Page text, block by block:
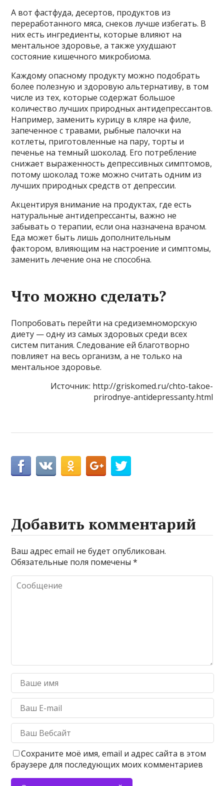
А вот фастфуда, десертов, продуктов из
переработанного мяса, снеков лучше избегать. В
них есть ингредиенты, которые влияют на
ментальное здоровье, а также ухудшают
состояние кишечного микробиома.
Каждому опасному продукту можно подобрать
более полезную и здоровую альтернативу, в том
числе из тех, которые содержат большое
количество лучших природных антидепрессантов.
Например, заменить курицу в кляре на филе,
запеченное с травами, рыбные палочки на
котлеты, приготовленные на пару, торты и
печенье на темный шоколад. Его потребление
снижает выраженность депрессивных симптомов,
потому шоколад тоже можно считать одним из
лучших природных средств от депрессии.
Акцентируя внимание на продуктах, где есть
натуральные антидепрессанты, важно не
забывать о терапии, если она назначена врачом.
Еда может быть лишь дополнительным
фактором, влияющим на настроение и симптомы,
заменить лечение она не способна.
Что можно сделать?
Попробовать перейти на средиземноморскую
диету — одну из самых здоровых среди всех
систем питания. Следование ей благотворно
повлияет на весь организм, а не только на
ментальное здоровье.
Источник: http://griskomed.ru/chto-takoe-
prirodnye-antidepressanty.html
Добавить комментарий
Ваш адрес email не будет опубликован.
Обязательные поля помечены*
Сохраните моё имя, email и адрес сайта в этом
браузере для последующих моих комментариев